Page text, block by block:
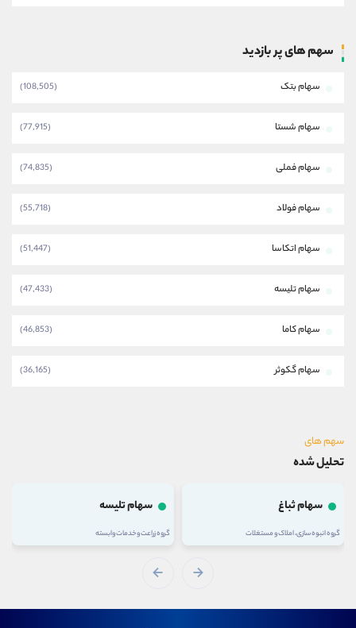
سهم های پر بازدید
سهام بتک (108,505)
سهام شستا (77,915)
سهام فملی (74,835)
سهام فولاد (55,718)
سهام اتکاسا (51,447)
سهام تلیسه (47,433)
سهام کاما (46,853)
سهام گکوثر (36,165)
سهم های
تحلیل شده
سهام تلیسه
گروه زراعت و خدمات وابسته
سهام وغدیر
گروه شرکتهای چند رشته ای صنعتی